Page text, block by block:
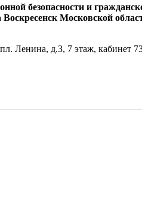
безопасности и
Московской
Ленина, д.3, 7 этаж, кабинет